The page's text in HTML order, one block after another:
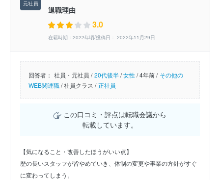
退職理由
3.0
在籍時期：2022年頃/投稿日： 2022年11月29日
回答者： 社員・元社員 / 20代後半/女性/4年前 / その他の
WEB関連職/社員クラス / 正社員
この口コミ・評点は転職会議から
転載しています。
【気になること・改善したほうがいい点】
歴の長いスタッフが皆やめていき、体制の変更や事業の方針がすぐ
に変わってしまう。